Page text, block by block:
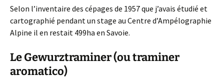
Selon l’inventaire des cépages de 1957 que j’avais étudié et
cartographié pendant un stage au Centre d’Ampélographie
Alpine il en restait 499ha en Savoie.
Le Gewurztraminer (ou traminer
aromatico)